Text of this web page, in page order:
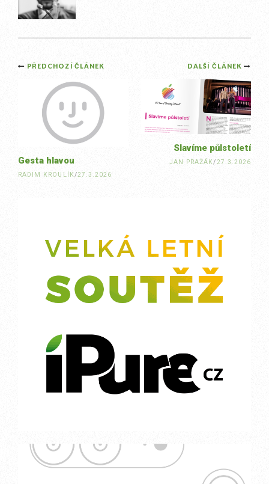
Post
navigation
DALŠÍ ČLÁNEK
Slavíme půlstoletí
JAN PRAŽÁK /27.3.2026
PŘEDCHOZÍ ČLÁNEK
Gesta hlavou
RADIM KROULÍK/27.3.2026